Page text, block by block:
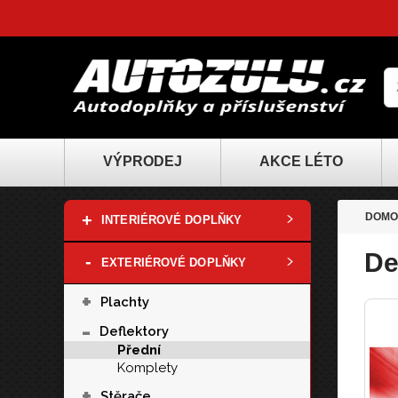
VÝPRODEJ AKCE LÉTO
+ INTERIÉROVÉ DOPLŇKY
- EXTERIÉROVÉ DOPLŇKY
+ Plachty
-
Deflektory
Přední
Komplety